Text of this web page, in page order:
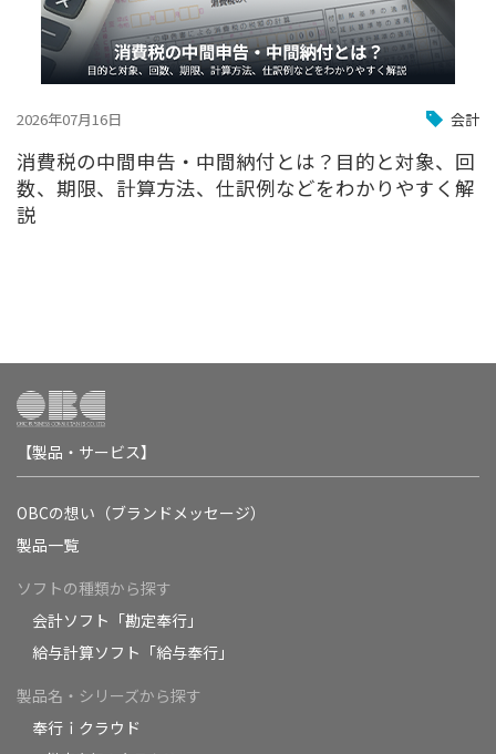
2026年07月16日 会計
消費税の中間申告・中間納付とは？目的と対象、回
数、期限、計算方法、仕訳例などをわかりやすく解
説
【製品・サービス】
OBCの想い（ブランドメッセージ）
製品一覧
ソフトの種類から探す
会計ソフト「勘定奉行」
給与計算ソフト「給与奉行」
製品名・シリーズから探す
奉行ｉクラウド